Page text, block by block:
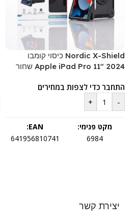
Nordic X-Shield כיסוי קומבו
Apple iPad Pro 11" 2024 שחור
התחבר כדי לצפות במחירים
-
+
מקט פנימי:
6984
EAN:
641956810741
יצירת קשר